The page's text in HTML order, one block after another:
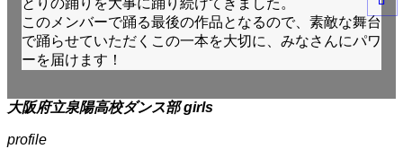
このメンバーで踊る最後の作品となるので、素敵な舞台
で踊らせていただくこの一本を大切に、みなさんにパワ
ーを届けます！
大阪府立泉陽高校ダンス部 girls
profile